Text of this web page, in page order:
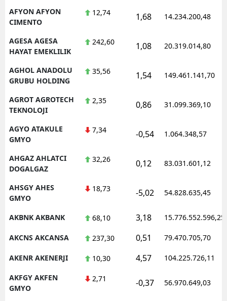
AFYON AFYON
CIMENTO
12,74 1,68 14.234.200,48
AGESA AGESA
HAYAT EMEKLILIK
242,60 1,08 20.319.014,80
AGHOL ANADOLU
GRUBU HOLDING
35,56 1,54 149.461.141,70
AGROT AGROTECH
TEKNOLOJI
2,35 0,86 31.099.369,10
AGYO ATAKULE
GMYO
7,34 -0,54 1.064.348,57
AHGAZ AHLATCI
DOGALGAZ
32,26 0,12 83.031.601,12
AHSGY AHES
GMYO
18,73 -5,02 54.828.635,45
AKBNK AKBANK 68,10 3,18 15.776.552.596,25
AKCNS AKCANSA 237,30 0,51 79.470.705,70
AKENR AKENERJI 10,30 4,57 104.225.726,11
AKFGY AKFEN
GMYO
2,71 -0,37 56.970.649,03